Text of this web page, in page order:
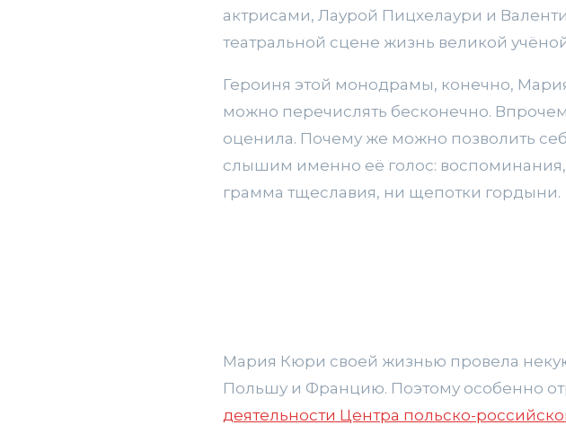
актрисами, Лаурой Пицхелаури и
театральной сцене жизнь великой
Героиня этой монодрамы, конечно,
можно перечислять бесконечно.
оценила. Почему же можно позволить
слышим именно её голос:
грамма тщеславия, ни щепотки гордыни.
Мария Кюри своей жизнью провела
Польшу и Францию. Поэтому особенно
деятельности Центра польско-